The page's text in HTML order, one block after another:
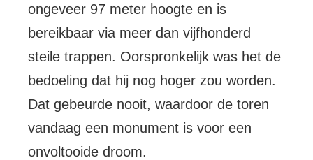
ongeveer 97 meter hoogte en is
bereikbaar via meer dan vijfhonderd
steile trappen. Oorspronkelijk was het de
bedoeling dat hij nog hoger zou worden.
Dat gebeurde nooit, waardoor de toren
vandaag een monument is voor een
onvoltooide droom.